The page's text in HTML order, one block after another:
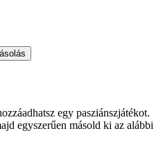
egy pasziánszjátékot.
egyszerűen másold ki az alábbi